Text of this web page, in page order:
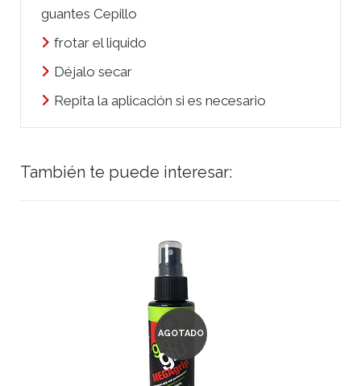
guantes Cepillo
frotar el liquido
Déjalo secar
Repita la aplicación si es necesario
También te puede interesar:
AGOTADO